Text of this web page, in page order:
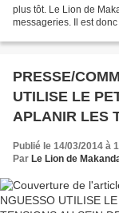
plus tôt. Le Lion de
messageries. Il est
PRESSE/
UTILISE LE
APLANIR LES
Publié le 14/03/2014 à
Par Le Lion de